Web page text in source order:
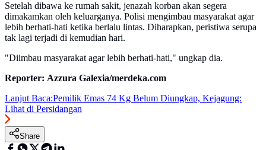
Setelah dibawa ke rumah sakit, jenazah korban akan segera
dimakamkan oleh keluarganya. Polisi mengimbau masyarakat agar
lebih berhati-hati ketika berlalu lintas. Diharapkan, peristiwa serupa
tak lagi terjadi di kemudian hari.
"Diimbau masyarakat agar lebih berhati-hati," ungkap dia.
Reporter: Azzura Galexia/merdeka.com
Lanjut Baca:Pemilik Emas 74 Kg Belum Diungkap, Kejagung:
Lihat di Persidangan
Share